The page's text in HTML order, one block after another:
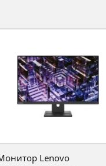
Lenovo